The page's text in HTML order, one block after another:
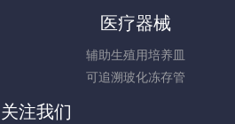
医疗器械
辅助生殖用培养皿
可追溯玻化冻存管
关注我们